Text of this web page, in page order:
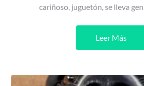
cariñoso, juguetón, se lleva
Leer Más